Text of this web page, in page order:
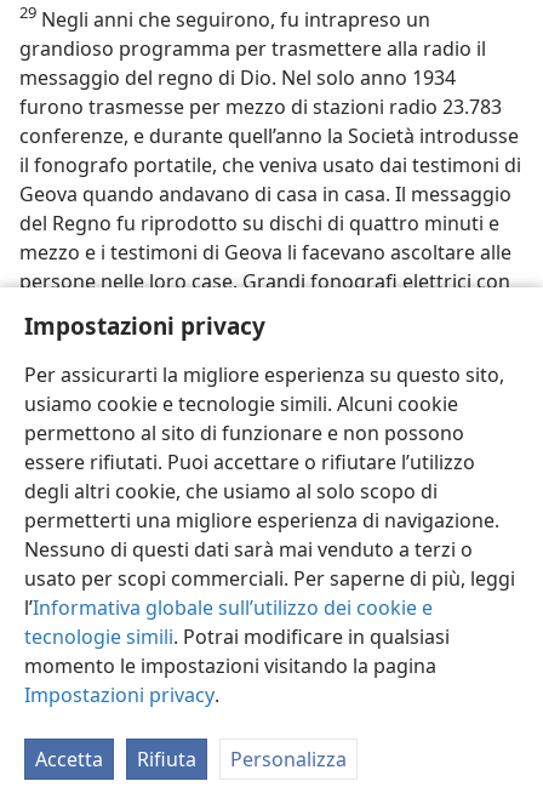
Impostazioni privacy
Per assicurarti la migliore esperienza su questo sito,
usiamo cookie e tecnologie simili. Alcuni cookie
permettono al sito di funzionare e non possono
essere rifiutati. Puoi accettare o rifiutare l’utilizzo
degli altri cookie, che usiamo al solo scopo di
permetterti una migliore esperienza di navigazione.
Nessuno di questi dati sarà mai venduto a terzi o
usato per scopi commerciali. Per saperne di più, leggi
l’Informativa globale sull’utilizzo dei cookie e
tecnologie simili. Potrai modificare in qualsiasi
momento le impostazioni visitando la pagina
Impostazioni privacy.
Accetta Rifiuta Personalizza
29 Negli anni che seguirono, fu intrapreso un
grandioso programma per trasmettere alla radio il
messaggio del regno di Dio. Nel solo anno 1934
furono trasmesse per mezzo di stazioni radio 23.783
conferenze, e durante quell’anno la Società introdusse
il fonografo portatile, che veniva usato dai testimoni di
Geova quando andavano di casa in casa. Il messaggio
del Regno fu riprodotto su dischi di quattro minuti e
mezzo e i testimoni di Geova li facevano ascoltare alle
persone nelle loro case. Grandi fonografi elettrici con
amplificatori elettrici vennero pure impiegati per far
ascoltare questi dischi parlati così che migliaia di
persone udissero in città e villaggi. Con tutta questa
intensificata opera per annunciare il Re e il Regno,
l’opposizione crebbe in molti paesi.
30. Come reagirono i governi del mondo all’attività di predicazione dei
testimoni di Geova secondo il racconto dell’Annuario del 1934?
30L’Annuario dei Testimoni di Geova del 1934riferì che in
Germania la polizia aveva occupato la proprietà della
Società a Magdeburgo. Nel giugno del 1933 il grande
impianto tipografico della Società in Germania fu
chiuso per ordine del governo. Il governo aveva
proibito qualsiasi adunanza dei testimoni di Geova in
tutta la Germania. Confiscò tutta la letteratura su cui
poté mettere le mani e cercò di fermare la diffusione
del messaggio del Regno in qualsiasi forma. Avrebbe